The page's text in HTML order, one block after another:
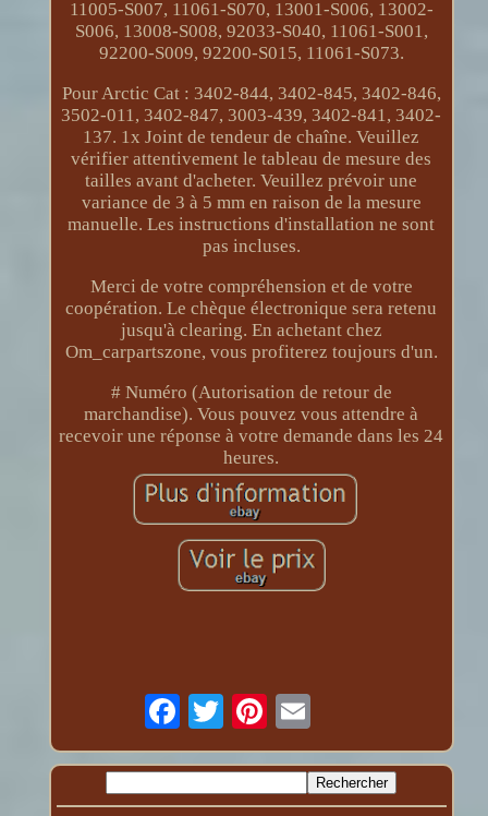
11005-S007, 11061-S070, 13001-S006, 13002-
S006, 13008-S008, 92033-S040, 11061-S001,
92200-S009, 92200-S015, 11061-S073.
Pour Arctic Cat : 3402-844, 3402-845, 3402-846,
3502-011, 3402-847, 3003-439, 3402-841, 3402-
137. 1x Joint de tendeur de chaîne. Veuillez
vérifier attentivement le tableau de mesure des
tailles avant d'acheter. Veuillez prévoir une
variance de 3 à 5 mm en raison de la mesure
manuelle. Les instructions d'installation ne sont
pas incluses.
Merci de votre compréhension et de votre
coopération. Le chèque électronique sera retenu
jusqu'à clearing. En achetant chez
Om_carpartszone, vous profiterez toujours d'un.
# Numéro (Autorisation de retour de
marchandise). Vous pouvez vous attendre à
recevoir une réponse à votre demande dans les 24
heures.